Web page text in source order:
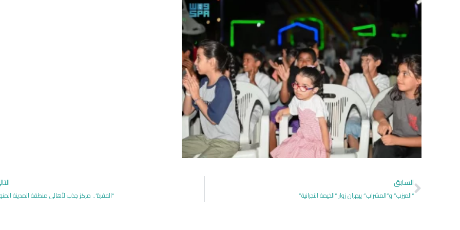
السابق
“الميزب” و”المشراب” يبهران زوار “الخيمة النجرانية” “الفقرة”.. مركز جذب لأهالي منطقة المدينة